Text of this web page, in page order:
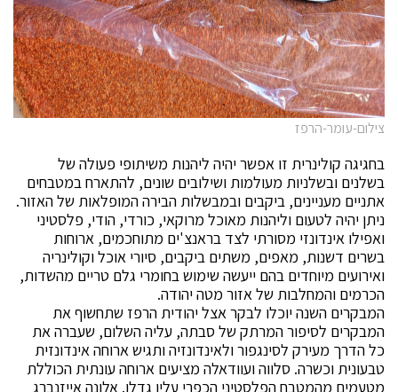
צילום-עומר-הרפז
בחגיגה קולינרית זו אפשר יהיה ליהנות משיתופי פעולה של
בשלנים ובשלניות מעולמות ושילובים שונים, להתארח במטבחים
אתניים מעניינים, ביקבים ובמבשלות הבירה המופלאות של האזור.
ניתן יהיה לטעום וליהנות מאוכל מרוקאי, כורדי, הודי, פלסטיני
ואפילו אינדונזי מסורתי לצד בראנצ'ים מתוחכמים, ארוחות
בשרים דשנות, מאפים, משתים ביקבים, סיורי אוכל וקולינריה
ואירועים מיוחדים בהם ייעשה שימוש בחומרי גלם טריים מהשדות,
הכרמים והמחלבות של אזור מטה יהודה.
המבקרים השנה יוכלו לבקר אצל יהודית הרפז שתחשוף את
המבקרים לסיפור המרתק של סבתה, עליה השלום, שעברה את
כל הדרך מעירק לסינגפור ולאינדונזיה ותגיש ארוחה אינדונזית
טבעונית וכשרה. סלווה ועוודאלה מציעים ארוחה עונתית הכוללת
מטעמים מהמטבח הפלסטיני הכפרי עליו גדלו. אלונה אייזנברג